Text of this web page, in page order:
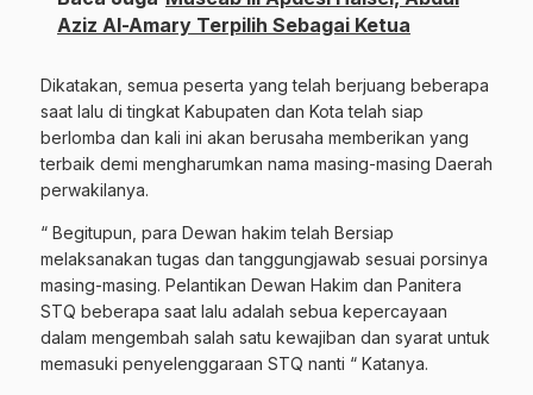
Aziz Al-Amary Terpilih Sebagai Ketua
Dikatakan, semua peserta yang telah berjuang beberapa
saat lalu di tingkat Kabupaten dan Kota telah siap
berlomba dan kali ini akan berusaha memberikan yang
terbaik demi mengharumkan nama masing-masing Daerah
perwakilanya.
“ Begitupun, para Dewan hakim telah Bersiap
melaksanakan tugas dan tanggungjawab sesuai porsinya
masing-masing. Pelantikan Dewan Hakim dan Panitera
STQ beberapa saat lalu adalah sebua kepercayaan
dalam mengembah salah satu kewajiban dan syarat untuk
memasuki penyelenggaraan STQ nanti “ Katanya.